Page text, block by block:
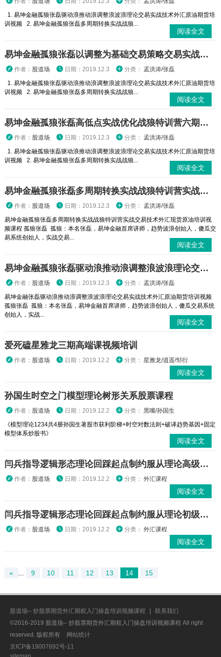
1. 易坤金融孤狼张磊驱动浪推动浪调整浪波浪理论交易实战技术外汇原油期货培
训视频 2. 易坤金融孤狼张磊多周期转换实战战狼...
阅读全文
易坤金融孤狼张磊以调整为基础交易策略交易实战技术外汇原油期货培训视频
作者： 股道场 日期：2019.12.3 分类： 孟洪涛/张磊
1. 易坤金融孤狼张磊驱动浪推动浪调整浪波浪理论交易实战技术外汇原油期货培
训视频 2. 易坤金融孤狼张磊多周期转换实战战狼...
阅读全文
易坤金融孤狼张磊高低点实战优化战狼特训营六期交易实战技术外汇原油期货培训视频
作者： 股道场 日期：2019.12.3 分类： 孟洪涛/张磊
1. 易坤金融孤狼张磊驱动浪推动浪调整浪波浪理论交易实战技术外汇原油期货培
训视频 2. 易坤金融孤狼张磊多周期转换实战战狼...
阅读全文
易坤金融孤狼张磊多周期转换实战战狼特训营实战交易技术外汇现货原油培训视频课程
作者： 股道场 日期：2019.12.3 分类： 孟洪涛/张磊
易坤金融孤狼张磊多周期转换实战战狼特训营实战交易技术外汇现货原油培训视
频课程 孤狼张磊 孤狼：本名张磊，易坤金融首席讲师，趋势波浪创始人，傻瓜交
易系统创始人，实战交易...
阅读全文
易坤金融孤狼张磊驱动浪推动浪调整浪波浪理论交易实战技术外汇原油期货培训视频
作者： 股道场 日期：2019.12.3 分类： 孟洪涛/张磊
易坤金融张磊驱动浪推动浪调整浪波浪理论交易实战技术外汇原油期货培训视频
孤狼张磊 孤狼：本名张磊，易坤金融首席讲师，趋势波浪创始人，傻瓜交易系统
创始人，实战...
阅读全文
爱死磕星雅龙三期高端课视频培训
作者： 股道场 日期：2019.12.2 分类： 星雅龙/逍遥/邹衍
阅读全文
孙国生时空之门模型理论树形关系股票课程
作者： 股道场 日期：2019.12.2 分类： 黑嘴/孙国生
《模型理论1234共4册孙国生著股市获利阶梯+时空对数法则+破译趋势基因+固定
模型体系炒股书》
阅读全文
闫兵指导逻辑形态理论回踩起点制约服从理论高级班高清视频
作者： 股道场 日期：2019.12.2 分类： 外汇课程
阅读全文
闫兵指导逻辑形态理论回踩起点制约服从理论初级班高清视频
作者： 股道场 日期：2019.12.2 分类： 外汇课程
阅读全文
« 9 10 11 12 13 14 15
股道场-- 炒股票期货外汇期权入门操盘培训视频课程
联系我们
©2016-2019 股道场-- 炒股票期货外汇期权入门操盘培训视频课程 All right
reserved. 版权所有
网站统计
京ICP备19007892号-11